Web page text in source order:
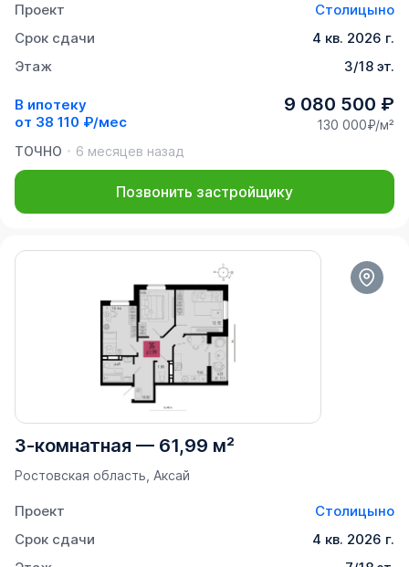
Проект
Столицыно
Срок сдачи
4 кв. 2026 г.
Этаж
3/18 эт.
В ипотеку
от 38 110 ₽/мес
9 080 500 ₽
130 000₽/м²
ТОЧНО
6 месяцев назад
Позвонить застройщику
3-комнатная — 61,99 м²
Ростовская область, Аксай
Проект
Столицыно
Срок сдачи
4 кв. 2026 г.